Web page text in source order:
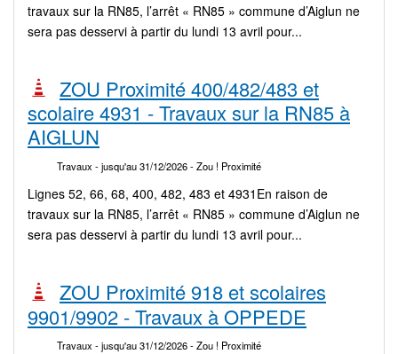
travaux sur la RN85, l’arrêt « RN85 » commune d’Aiglun ne
sera pas desservi à partir du lundi 13 avril pour...
ZOU Proximité 400/482/483 et
scolaire 4931 - Travaux sur la RN85 à
AIGLUN
Travaux - jusqu'au 31/12/2026- Zou ! Proximité
Lignes 52, 66, 68, 400, 482, 483 et 4931En raison de
travaux sur la RN85, l’arrêt « RN85 » commune d’Aiglun ne
sera pas desservi à partir du lundi 13 avril pour...
ZOU Proximité 918 et scolaires
9901/9902 - Travaux à OPPEDE
Travaux - jusqu'au 31/12/2026- Zou ! Proximité